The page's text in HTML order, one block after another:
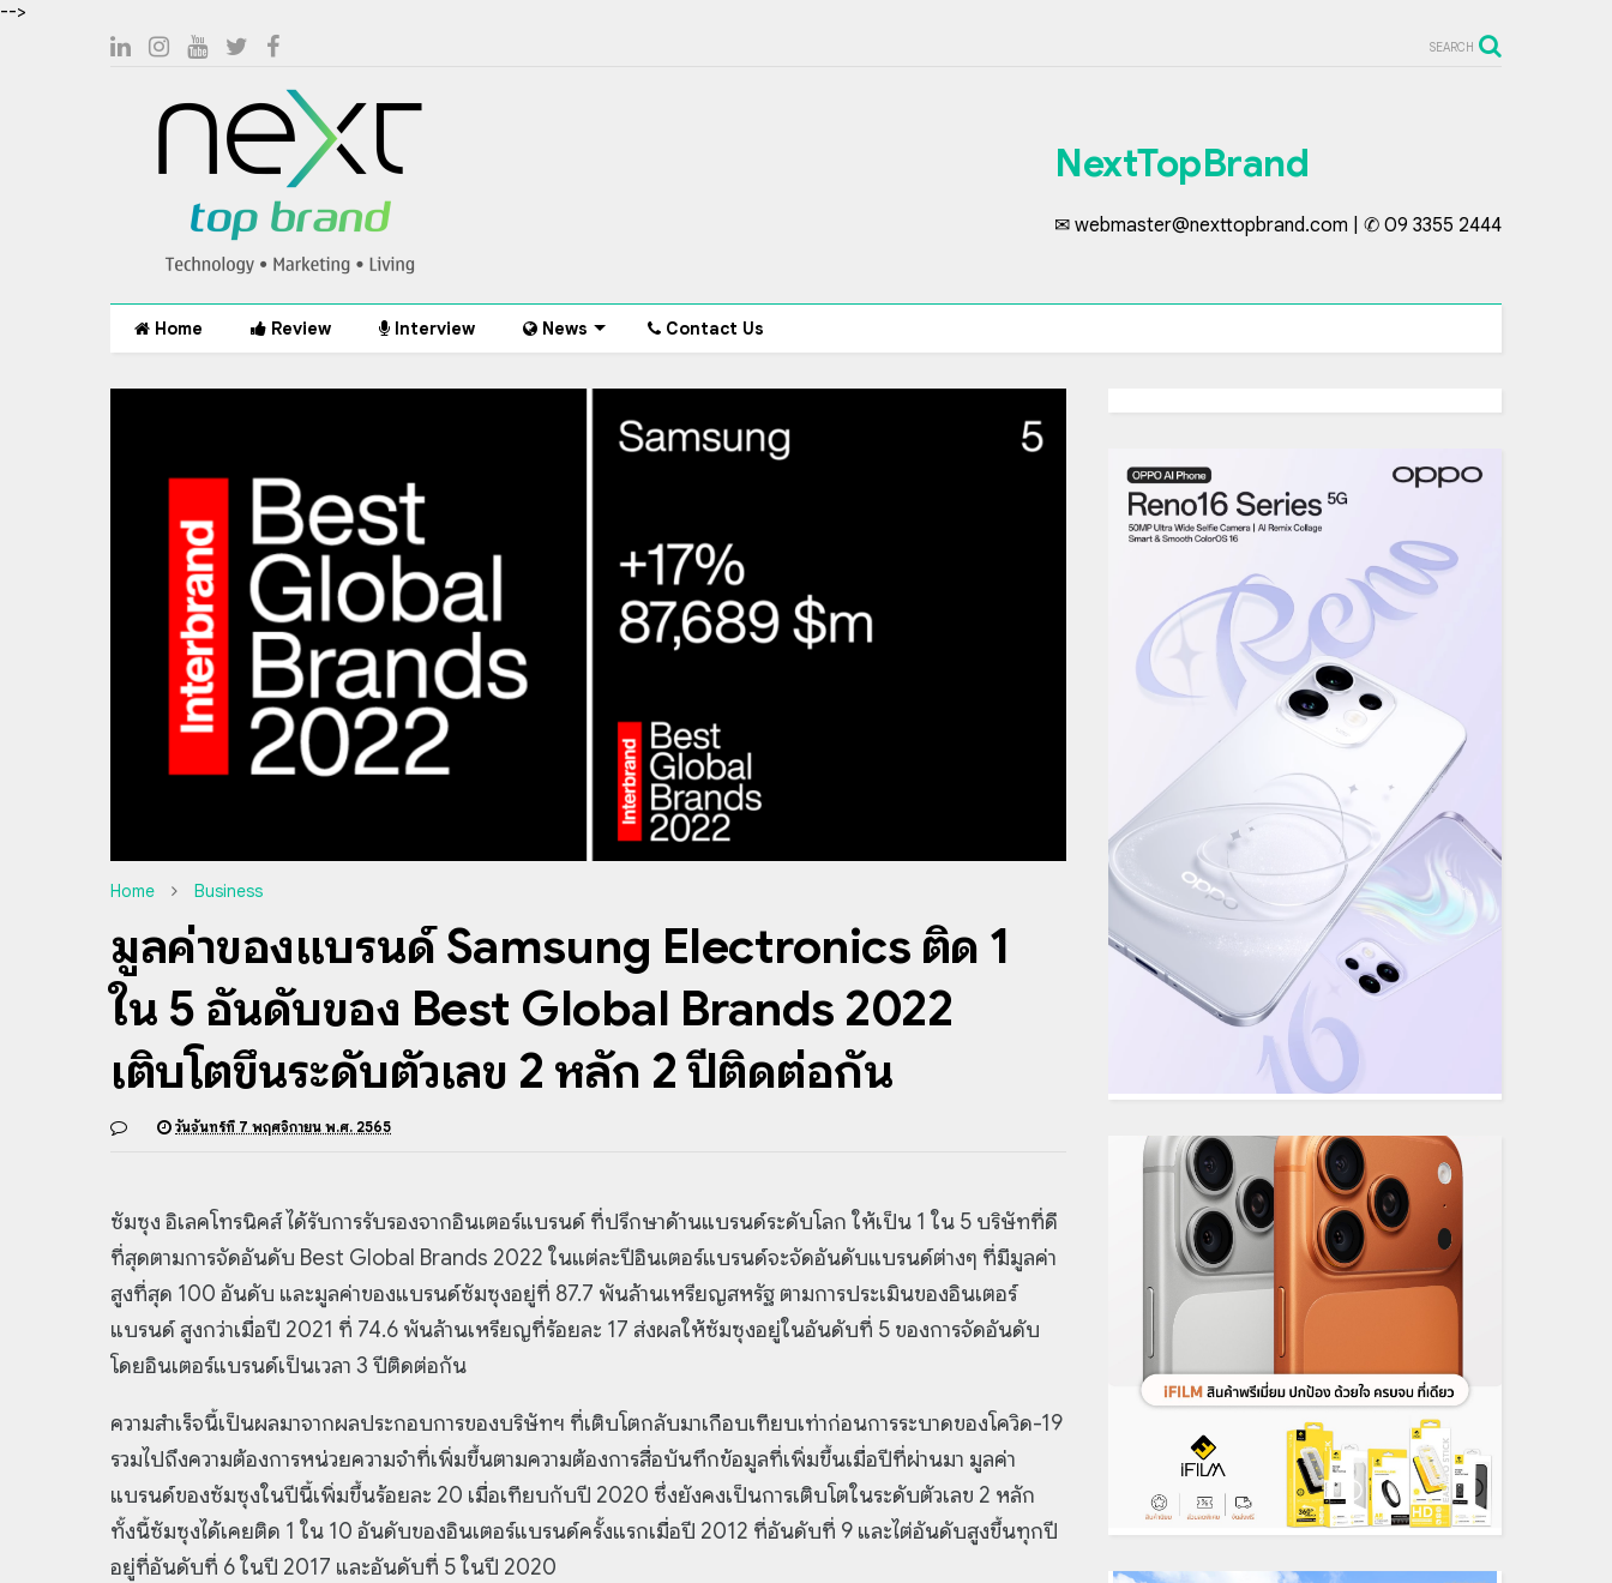
-->
SEARCH
NextTopBrand
✉ webmaster@nexttopbrand.com | ✆ 09 3355 2444
Home Review Interview News Contact Us
Home Business
มูลค่าของแบรนด์ Samsung Electronics ติด 1
ใน 5 อันดับของ Best Global Brands 2022
เติบโตขึ้นระดับตัวเลข 2 หลัก 2 ปีติดต่อกัน
วันจันทร์ที่ 7 พฤศจิกายน พ.ศ. 2565
ซัมซุง อิเลคโทรนิคส์ ได้รับการรับรองจากอินเตอร์แบรนด์ ที่ปรึกษาด้านแบรนด์ระดับโลก ให้เป็น 1 ใน 5 บริษัทที่ดี
ที่สุดตามการจัดอันดับ Best Global Brands 2022 ในแต่ละปีอินเตอร์แบรนด์จะจัดอันดับแบรนด์ต่างๆ ที่มีมูลค่า
สูงที่สุด 100 อันดับ และมูลค่าของแบรนด์ซัมซุงอยู่ที่ 87.7 พันล้านเหรียญสหรัฐ ตามการประเมินของอินเตอร์
แบรนด์ สูงกว่าเมื่อปี 2021 ที่ 74.6 พันล้านเหรียญที่ร้อยละ 17 ส่งผลให้ซัมซุงอยู่ในอันดับที่ 5 ของการจัดอันดับ
โดยอินเตอร์แบรนด์เป็นเวลา 3 ปีติดต่อกัน
ความสำเร็จนี้เป็นผลมาจากผลประกอบการของบริษัทฯ ที่เติบโตกลับมาเกือบเทียบเท่าก่อนการระบาดของโควิด-19
รวมไปถึงความต้องการหน่วยความจำที่เพิ่มขึ้นตามความต้องการสื่อบันทึกข้อมูลที่เพิ่มขึ้นเมื่อปีที่ผ่านมา มูลค่า
แบรนด์ของซัมซุงในปีนี้เพิ่มขึ้นร้อยละ 20 เมื่อเทียบกับปี 2020 ซึ่งยังคงเป็นการเติบโตในระดับตัวเลข 2 หลัก
ทั้งนี้ซัมซุงได้เคยติด 1 ใน 10 อันดับของอินเตอร์แบรนด์ครั้งแรกเมื่อปี 2012 ที่อันดับที่ 9 และไต่อันดับสูงขึ้นทุกปี
อยู่ที่อันดับที่ 6 ในปี 2017 และอันดับที่ 5 ในปี 2020